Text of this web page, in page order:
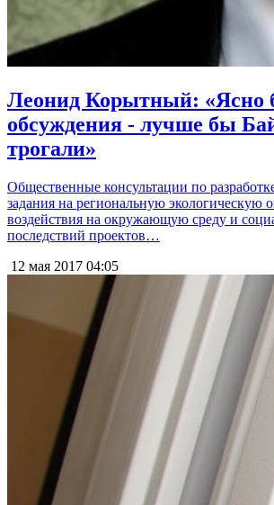
Леонид Корытный: «Ясно
обсуждения - лучше бы
трогали»
Общественные консультации по
задания на региональную экологическую
воздействия на окружающую среду и
последствий проектов…
12 мая 2017 04:05